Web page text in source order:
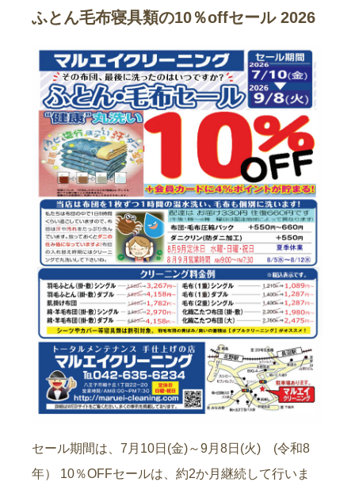
ふとん毛布寝具類の10％offセール 2026
セール期間は、7月10日(金)～9月8日(火) (令和8
年） 10％OFFセールは、約2か月継続して行いま